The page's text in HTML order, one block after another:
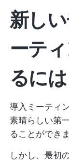
新し
ーテ
るには
導入ミーティ
素晴らしい第
ることができま
しかし、最初